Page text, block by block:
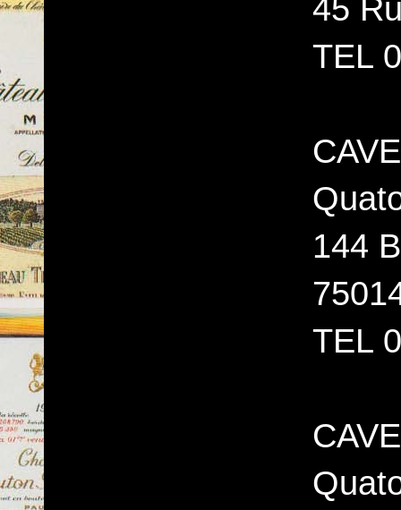
45
TEL
144
TEL